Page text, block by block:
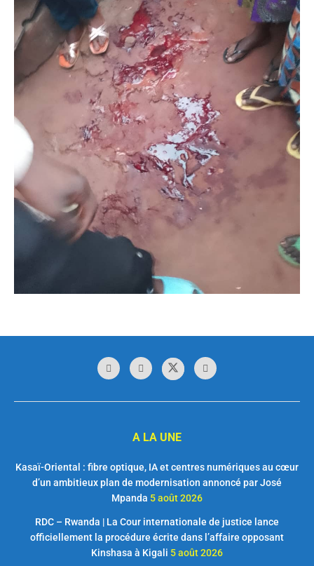
A LA UNE
Kasaï-Oriental : fibre optique, IA et centres numériques au cœur
d’un ambitieux plan de modernisation annoncé par José
Mpanda 5 août 2026
RDC – Rwanda | La Cour internationale de justice lance
officiellement la procédure écrite dans l’affaire opposant
Kinshasa à Kigali 5 août 2026